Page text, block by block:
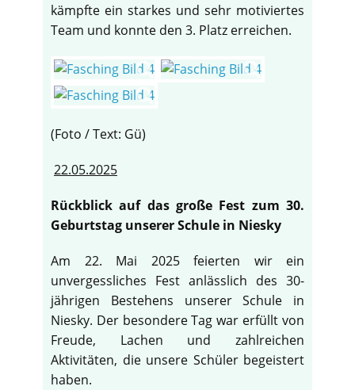
kämpfte ein starkes und sehr motiviertes
Team und konnte den 3. Platz erreichen.
(Foto / Text: Gü)
22.05.2025
Rückblick auf das große Fest zum 30.
Geburtstag unserer Schule in Niesky
Am 22. Mai 2025 feierten wir ein
unvergessliches Fest anlässlich des 30-
jährigen Bestehens unserer Schule in
Niesky. Der besondere Tag war erfüllt von
Freude, Lachen und zahlreichen
Aktivitäten, die unsere Schüler begeistert
haben.